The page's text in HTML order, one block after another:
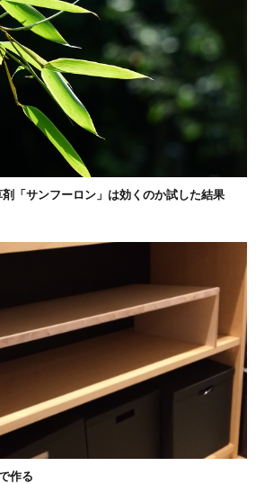
「サンフーロン」は効くのか試した結果
作る